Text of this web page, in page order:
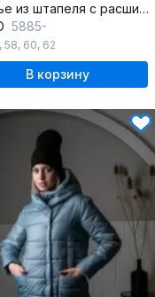
Платье из штапеля с расширенной к низу моделью и пуговицами
5885-
, 58, 60, 62
В корзину